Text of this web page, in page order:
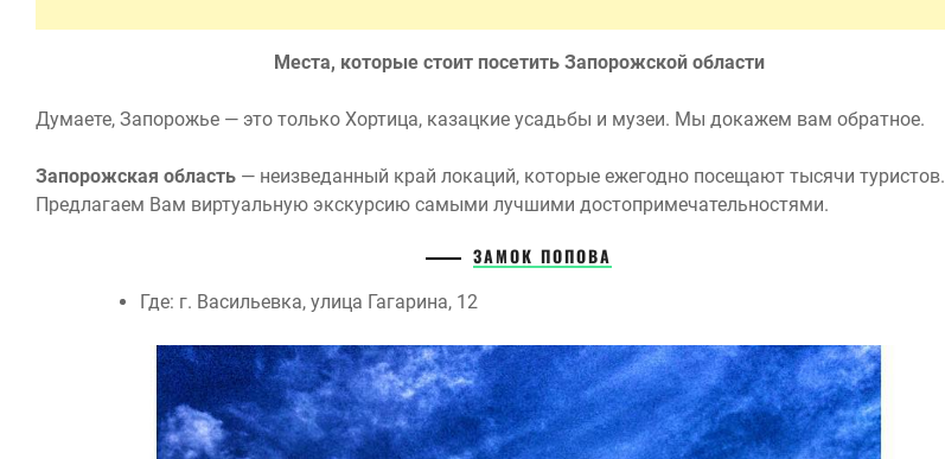
Места, которые стоит посетить Запорожской области
Думаете, Запорожье — это только Хортица, казацкие усадьбы и музеи. Мы докажем вам обратное.
Запорожская область — неизведанный край локаций, которые ежегодно посещают тысячи туристов.
Предлагаем Вам виртуальную экскурсию самыми лучшими достопримечательностями.
ЗАМОК ПОПОВА
Где: г. Васильевка, улица Гагарина, 12